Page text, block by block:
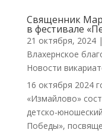
Священник
в фестивале
21 октября, 2024|
Влахернское
Новости
16 октября 2024
«Измайлово»
детско-
Победы»,